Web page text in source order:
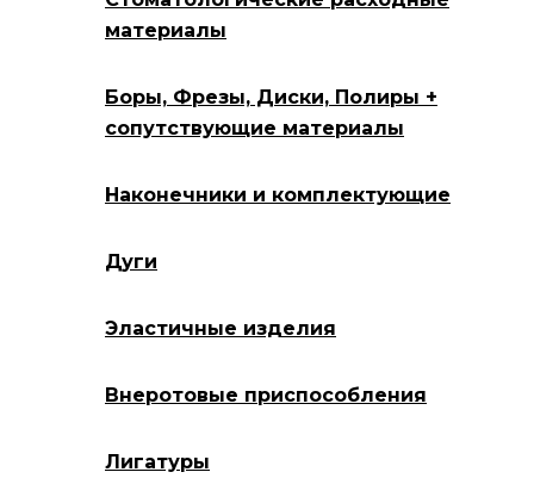
материалы
Боры, Фрезы, Диски, Полиры +
сопутствующие материалы
Наконечники и комплектующие
Дуги
Эластичные изделия
Внеротовые приспособления
Лигатуры